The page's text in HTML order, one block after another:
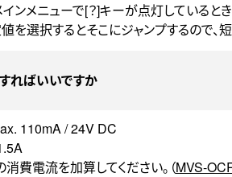
インメニューで[？]キーが点灯している
を選択するとそこにジャンプするので、
ればいいですか
110mA / 24V DC
費電流を加算してください。（MVS-